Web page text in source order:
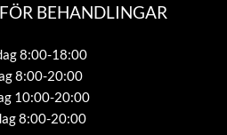
BEHANDLINGAR
8:00-18:00
8:00-20:00
10:00-20:00
8:00-20:00